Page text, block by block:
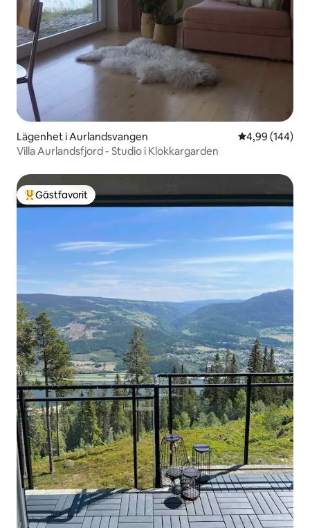
Lägenhet i Aurlandsvangen 4,99 av 5 i
4,99 (144)
Villa Aurlandsfjord - Studio i Klokkargarden
Populär gästfavorit
Gästfavorit